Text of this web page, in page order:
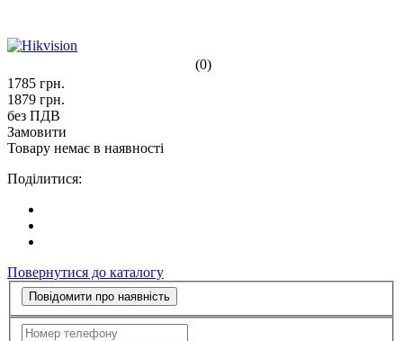
(0)
1785 грн.
1879 грн.
без ПДВ
Замовити
Товару немає в наявності
Поділитися:
Повернутися до каталогу
Повідомити про наявність